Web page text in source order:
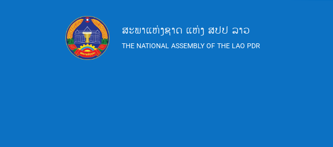
ສະພາແຫ່ງຊາດ ແຫ່ງ ສປປ ລາວ
THE NATIONAL ASSEMBLY OF THE LAO PDR